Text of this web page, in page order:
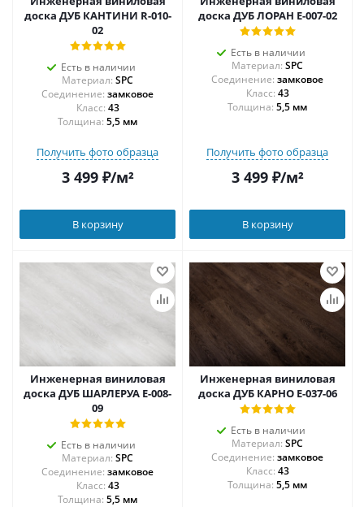
доска ДУБ КАНТИНИ R-010-
02
Есть в наличии
Материал: SPC
Соединение: замковое
43
Толщина: 5,5 мм
Получить фото образца
3 499₽/м²
В корзину
доска ДУБ ЛОРАН Е-007-02
Есть в наличии
Материал: SPC
Соединение: замковое
43
Толщина: 5,5 мм
Получить фото образца
3 499₽/м²
В корзину
Инженерная виниловая
доска ДУБ ШАРЛЕРУА E-008-
09
Есть в наличии
Материал: SPC
Соединение: замковое
43
Толщина: 5,5 мм
Инженерная виниловая
доска ДУБ КАРНО E-037-06
Есть в наличии
Материал: SPC
Соединение: замковое
43
Толщина: 5,5 мм